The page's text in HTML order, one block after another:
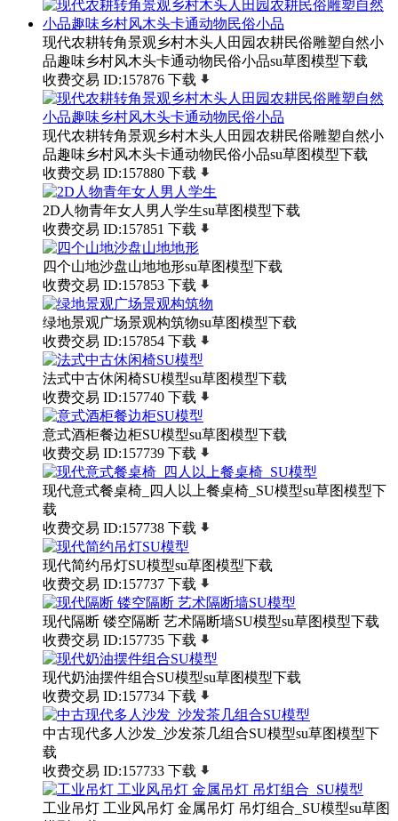
现代农耕转角景观乡村木头人田园农耕民俗雕塑自然小
品趣味乡村风木头卡通动物民俗小品su草图模型下载
收费交易 ID:157876 下载
现代农耕转角景观乡村木头人田园农耕民俗雕塑自然小
品趣味乡村风木头卡通动物民俗小品su草图模型下载
收费交易 ID:157880 下载
2D人物青年女人男人学生su草图模型下载
收费交易 ID:157851 下载
四个山地沙盘山地地形su草图模型下载
收费交易 ID:157853 下载
绿地景观广场景观构筑物su草图模型下载
收费交易 ID:157854 下载
法式中古休闲椅SU模型su草图模型下载
收费交易 ID:157740 下载
意式酒柜餐边柜SU模型su草图模型下载
收费交易 ID:157739 下载
现代意式餐桌椅_四人以上餐桌椅_SU模型su草图模型下
载
收费交易 ID:157738 下载
现代简约吊灯SU模型su草图模型下载
收费交易 ID:157737 下载
现代隔断 镂空隔断 艺术隔断墙SU模型su草图模型下载
收费交易 ID:157735 下载
现代奶油摆件组合SU模型su草图模型下载
收费交易 ID:157734 下载
中古现代多人沙发_沙发茶几组合SU模型su草图模型下
载
收费交易 ID:157733 下载
工业吊灯 工业风吊灯 金属吊灯 吊灯组合_SU模型su草图